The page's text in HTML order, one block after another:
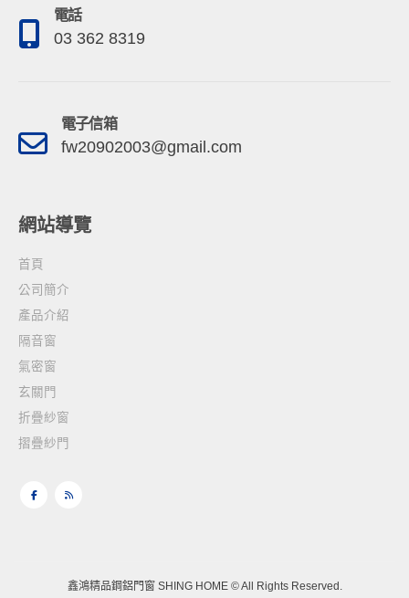
電話
03 362 8319
電子信箱
fw20902003@gmail.com
網站導覽
首頁
公司簡介
產品介紹
隔音窗
氣密窗
玄關門
折疊紗窗
摺疊紗門
鑫鴻精品鋼鋁門窗 SHING HOME © All Rights Reserved.